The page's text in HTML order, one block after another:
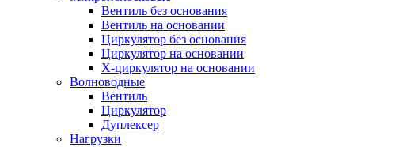
Вентиль без основания
Вентиль на основании
Циркулятор без основания
Циркулятор на основании
Х-циркулятор на основании
Волноводные
Вентиль
Циркулятор
Дуплексер
Нагрузки